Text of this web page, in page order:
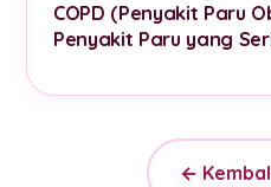
COPD (Penyakit Paru
Penyakit Paru yang
←